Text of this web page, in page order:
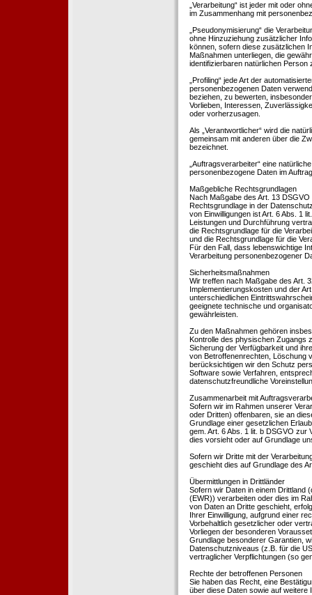
„Verarbeitung“ ist jeder mit oder
im Zusammenhang mit
„Pseudonymisierung“ die
ohne Hinzuziehung zusätzlicher
können, sofern diese zusätzlichen
Maßnahmen unterliegen, die
identifizierbaren natürlichen Person
„Profiling“ jede Art der
personenbezogenen Daten
beziehen, zu bewerten,
Vorlieben, Interessen,
oder vorherzusagen.
Als „Verantwortlicher“ wird die
gemeinsam mit anderen über die
bezeichnet.
„Auftragsverarbeiter“ eine
personenbezogene Daten im
Maßgebliche Rechtsgrundlagen
Nach Maßgabe des Art. 13
Rechtsgrundlage in der
von Einwilligungen ist Art. 6 Abs. 1
Leistungen und Durchführung
die Rechtsgrundlage für die
und die Rechtsgrundlage für die
Für den Fall, dass lebenswichtige
Verarbeitung personenbezogener
Sicherheitsmaßnahmen
Wir treffen nach Maßgabe des Art.
Implementierungskosten und der
unterschiedlichen
geeignete technische und
gewährleisten.
Zu den Maßnahmen gehören
Kontrolle des physischen Zugangs
Sicherung der Verfügbarkeit und
von Betroffenenrechten, Löschung
berücksichtigen wir den Schutz
Software sowie Verfahren,
datenschutzfreundliche
Zusammenarbeit mit
Sofern wir im Rahmen unserer
oder Dritten) offenbaren, sie an
Grundlage einer gesetzlichen
gem. Art. 6 Abs. 1 lit. b DSGVO zur
dies vorsieht oder auf Grundlage
Sofern wir Dritte mit der
geschieht dies auf Grundlage des
Übermittlungen in Drittländer
Sofern wir Daten in einem Drittland
(EWR)) verarbeiten oder dies im
von Daten an Dritte geschieht,
Ihrer Einwilligung, aufgrund einer
Vorbehaltlich gesetzlicher oder
Vorliegen der besonderen
Grundlage besonderer Garantien,
Datenschutzniveaus (z.B. für die
vertraglicher Verpflichtungen (so
Rechte der betroffenen Personen
Sie haben das Recht, eine
über diese Daten sowie auf weitere